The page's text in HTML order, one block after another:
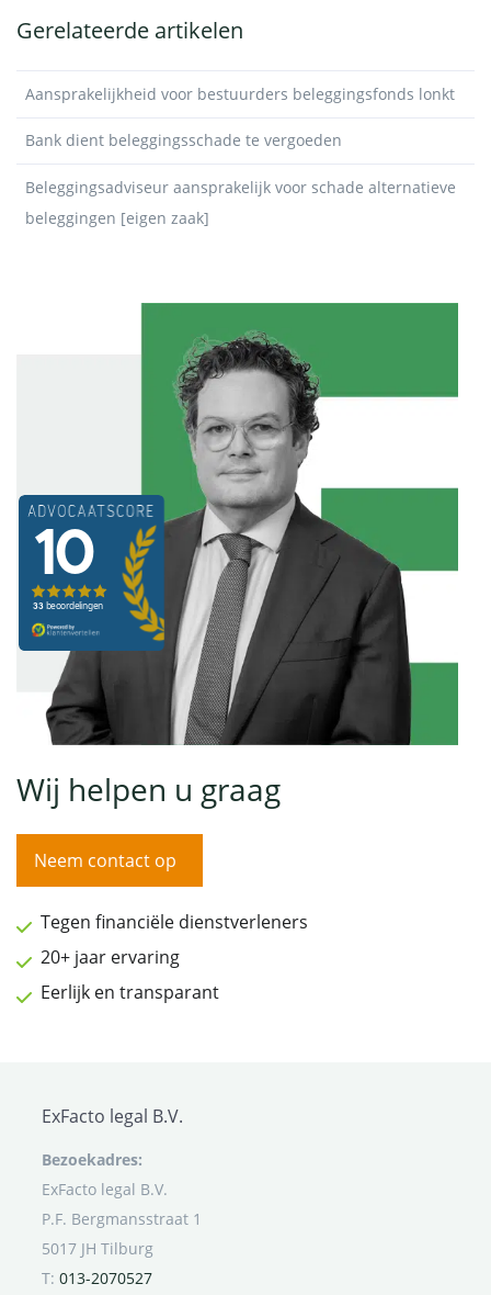
Gerelateerde artikelen
Aansprakelijkheid voor bestuurders beleggingsfonds lonkt
Bank dient beleggingsschade te vergoeden
Beleggingsadviseur aansprakelijk voor schade alternatieve
beleggingen [eigen zaak]
Wij helpen u graag
Neem contact op
Tegen financiële dienstverleners
20+ jaar ervaring
Eerlijk en transparant
ExFacto legal B.V.
Bezoekadres:
ExFacto legal B.V.
P.F. Bergmansstraat 1
5017 JH Tilburg
T: 013-2070527